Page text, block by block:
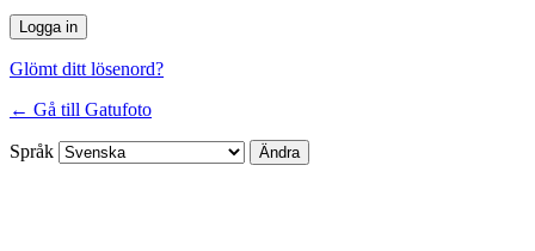
Glömt ditt lösenord?
← Gå till Gatufoto
Språk